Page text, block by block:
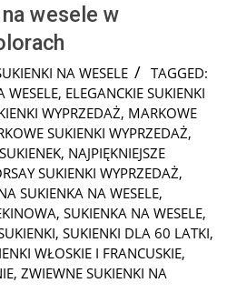
wesele w
NA WESELE
TAGGED:
WESELE, ELEGANCKIE SUKIENKI
WYPRZEDAŻ, MARKOWE
SUKIENKI WYPRZEDAŻ,
, NAJPIĘKNIEJSZE
SUKIENKI WYPRZEDAŻ,
SUKIENKA NA WESELE,
, SUKIENKA NA WESELE,
, SUKIENKI DLA 60 LATKI,
WŁOSKIE I FRANCUSKIE,
, ZWIEWNE SUKIENKI NA